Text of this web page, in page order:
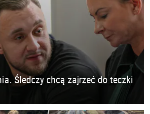
Śledczy chcą zajrzeć do teczki